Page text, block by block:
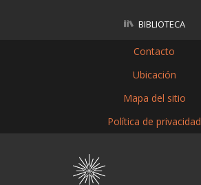
BIBLIOTECA
Contacto
Ubicación
Mapa del sitio
Política de privacidad